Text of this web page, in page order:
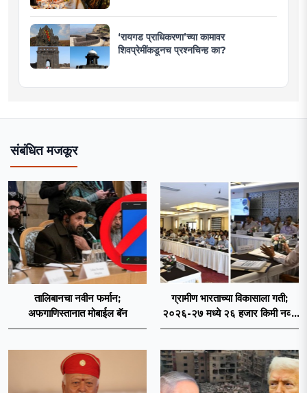
‘रायगड प्राधिकरणा’च्या कामावर
शिवप्रेमींकडूनच प्रश्नचिन्ह का?
संबंधित मजकूर
तालिबानचा नवीन फर्मान;
अफगाणिस्तानात मोबाईल बॅन
ग्रामीण भारताच्या विकासाला गती;
२०२६-२७ मध्ये २६ हजार किमी नव्या
रस्त्यांचे लक्ष्य!